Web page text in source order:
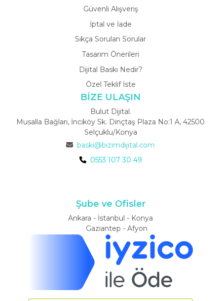
Güvenli Alışveriş
İptal ve İade
Sıkça Sorulan Sorular
Tasarım Önerileri
Dijital Baskı Nedir?
Özel Teklif İste
BİZE ULAŞIN
Bulut Dijital.
Musalla Bağları, İnciköy Sk. Dinçtaş Plaza No:1 A, 42500
Selçuklu/Konya
baski@bizimdijital.com
0553 107 30 49
Şube ve Ofisler
Ankara - İstanbul - Konya
Gaziantep - Afyon